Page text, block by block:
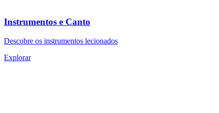
Instrumentos e Canto
Descobre os instrumentos lecionados
Explorar